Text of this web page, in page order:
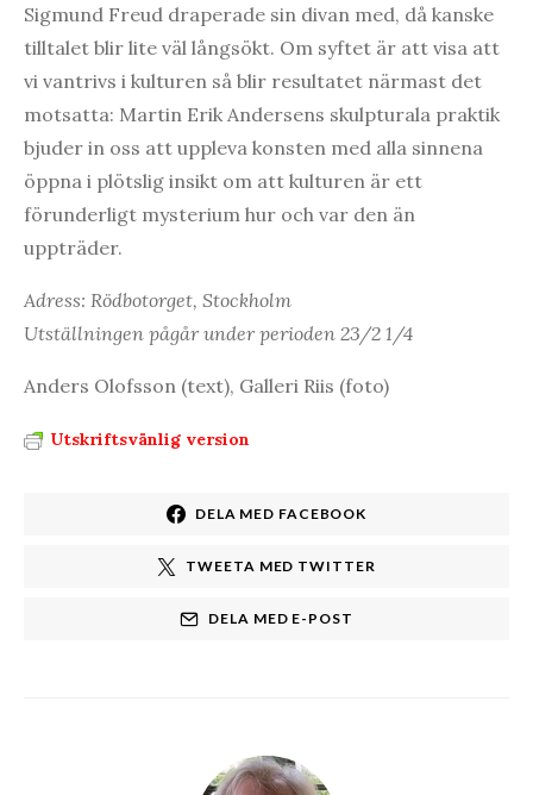
Sigmund Freud draperade sin divan med, då kanske
tilltalet blir lite väl långsökt. Om syftet är att visa att
vi vantrivs i kulturen så blir resultatet närmast det
motsatta: Martin Erik Andersens skulpturala praktik
bjuder in oss att uppleva konsten med alla sinnena
öppna i plötslig insikt om att kulturen är ett
förunderligt mysterium hur och var den än
uppträder.
Adress: Rödbotorget, Stockholm
Utställningen pågår under perioden 23/2 1/4
Anders Olofsson (text), Galleri Riis (foto)
Utskriftsvänlig version
DELA MED FACEBOOK
TWEETA MED TWITTER
DELA MED E-POST